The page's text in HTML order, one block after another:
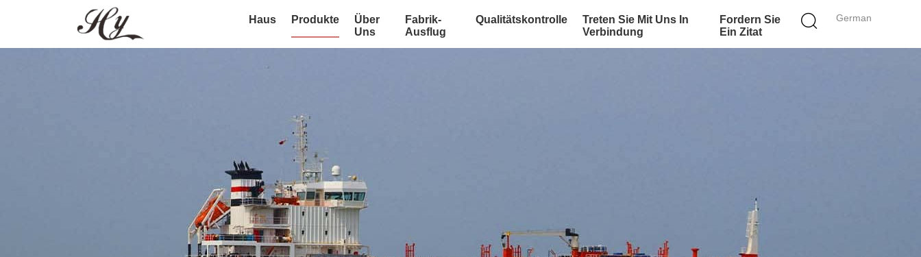
German
Haus Produkte
Über
Uns
Fabrik-
Ausflug
Qualitätskontrolle
Treten Sie Mit Uns In
Verbindung
Fordern Sie
Ein Zitat